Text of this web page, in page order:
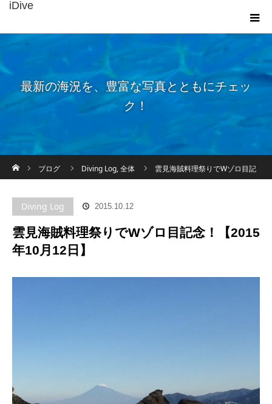
iDive
最新の海況を、豊富な写真とともにチェッ
ク！
ブログ
Diving Log,全体 雲見海賊料理祭りでWゾロ目記
Diving Log 2015.10.12
雲見海賊料理祭りでWゾロ目記念！【2015
年10月12日】